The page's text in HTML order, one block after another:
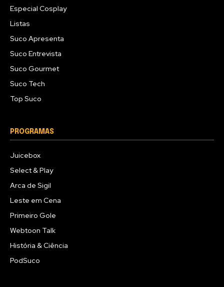
Especial Cosplay
Listas
Suco Apresenta
Suco Entrevista
Suco Gourmet
Suco Tech
Top Suco
PROGRAMAS
Juicebox
Select & Play
Arca de Sigil
Leste em Cena
Primeiro Gole
Webtoon Talk
História & Ciência
PodSuco